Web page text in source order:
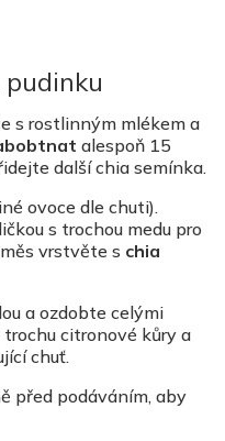
s rostlinným mlékem a
alespoň 15
další chia semínka.
ovoce dle chuti).
s trochou medu pro
vrstvěte s chia
a ozdobte celými
citronové kůry a
chuť.
před podáváním, aby